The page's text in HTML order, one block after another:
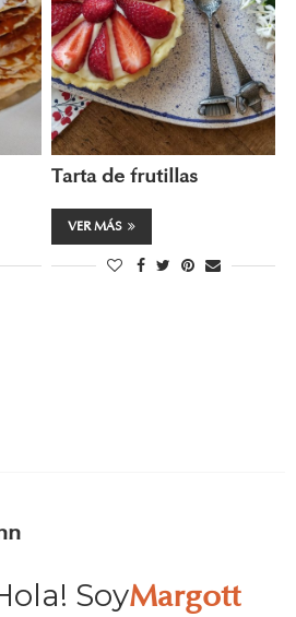
Tarta de frutillas
VER MÁS
SoyMargott